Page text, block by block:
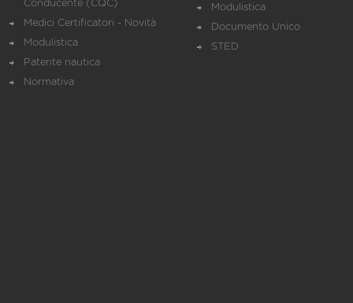
Conducente (CQC)
Medici Certificatori - Novità
Modulistica
Patente nautica
Normativa
Modulistica
Documento Unico
STED